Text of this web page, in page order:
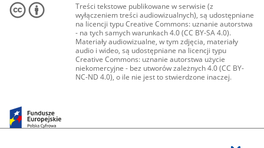
Treści tekstowe publikowane w serwisie (z
wyłączeniem treści audiowizualnych), są udostępniane
na licencji typu Creative Commons: uznanie autorstwa
- na tych samych warunkach 4.0 (CC BY-SA 4.0).
Materiały audiowizualne, w tym zdjęcia, materiały
audio i wideo, są udostępniane na licencji typu
Creative Commons: uznanie autorstwa użycie
niekomercyjne - bez utworów zależnych 4.0 (CC BY-
NC-ND 4.0), o ile nie jest to stwierdzone inaczej.